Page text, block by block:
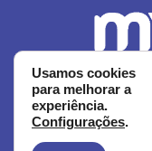
MVA Brindes
Rua Emilia
Usamos cookies
para melhorar a
experiência.
Configurações.